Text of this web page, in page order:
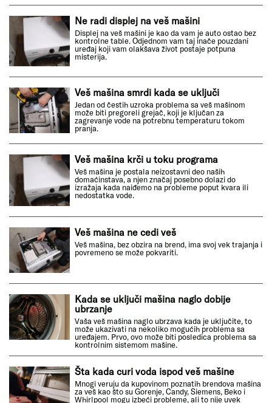
Ne radi displej na veš mašini
Displej na veš mašini je kao da vam je auto ostao bez
kontrolne table. Odjednom vam taj inače pouzdani
uređaj koji vam olakšava život postaje potpuna
misterija.
Veš mašina smrdi kada se uključi
Jedan od čestih uzroka problema sa veš mašinom
može biti pregoreli grejač, koji je ključan za
zagrevanje vode na potrebnu temperaturu tokom
pranja.
Veš mašina krči u toku programa
Veš mašina je postala neizostavni deo naših
domaćinstava, a njen značaj posebno dolazi do
izražaja kada naiđemo na probleme poput kvara ili
nedostatka vode.
Veš mašina ne cedi veš
Veš mašina, bez obzira na brend, ima svoj vek trajanja i
povremeno se može pokvariti.
Kada se uključi mašina naglo dobije
ubrzanje
Vaša veš mašina naglo ubrzava kada je uključite, to
može ukazivati na nekoliko mogućih problema sa
uređajem. Prvo, ovo može biti posledica problema sa
kontrolnim sistemom mašine.
Šta kada curi voda ispod veš mašine
Mnogi veruju da kupovinom poznatih brendova mašina
za veš kao što su Gorenje, Candy, Siemens, Beko i
Whirlpool mogu izbeći probleme, ali to nije uvek